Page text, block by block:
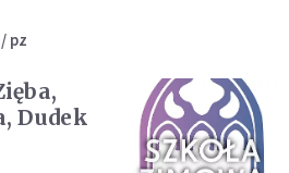
pz
Dudek